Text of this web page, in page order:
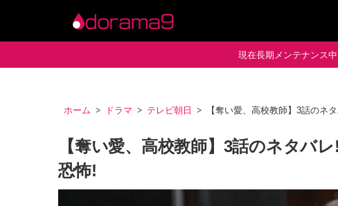
現在長期メンテナンス
ホーム ドラマ テレビ朝日 【奪い愛、高校教師】3話のネ
【奪い愛、高校教師】3話のネタバ
恐怖!